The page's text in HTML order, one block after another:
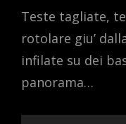
Teste tagliate,
rotolare giu’
infilate su dei
panorama…